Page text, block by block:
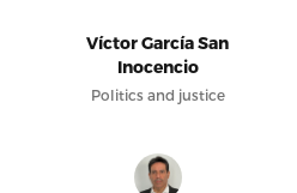
Víctor García San
Inocencio
Politics and justice